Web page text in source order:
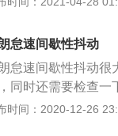
孔和空转风量孔是
如果孔没有堵塞，
下缸套中是否漏气
怠速间歇性抖动
怠速间歇性抖动很
同时还需要检查一
这些原因导致的。
时间：2020-12-26